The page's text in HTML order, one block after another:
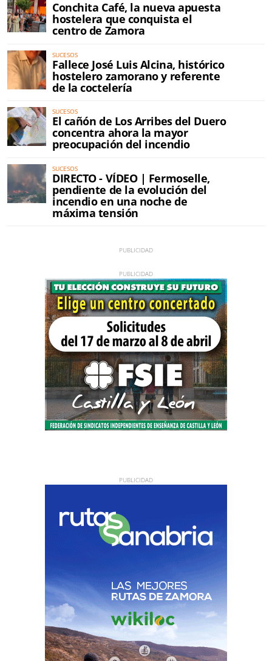
Conchita Café, la nueva apuesta
hostelera que conquista el
centro de Zamora
SUCESOS
Fallece José Luis Alcina, histórico
hostelero zamorano y referente
de la coctelería
SUCESOS
El cañón de Los Arribes del Duero
concentra ahora la mayor
preocupación del incendio
SUCESOS
DIRECTO - VÍDEO | Fermoselle,
pendiente de la evolución del
incendio en una noche de
máxima tensión